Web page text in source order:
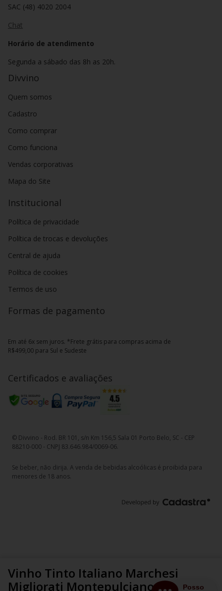
Vinho Tinto Italiano Marchesi
Migliorati Montepulciano
SAC (48) 4020 2004
Chat
Horário de atendimento
Segunda a sábado das 8h as 20h.
Divvino
Quem somos
Cadastro
Como comprar
Como funciona
Vendas corporativas
Mapa do Site
Institucional
Política de privacidade
Política de trocas e devoluções
Central de ajuda
Política de cookies
Termos de uso
Formas de pagamento
Em até 6x sem juros. *Frete grátis para compras acima de
R$499,00 para Sul e Sudeste
Certificados e avaliações
© Divvino - Rod. BR 101, s/n Km 156,5 Sala 01 Porto Belo, SC - CEP
88210-000 - CNPJ 83.646.984/0069-06.
Se beber, não dirija. A venda de bebidas alcoólicas é proibida para
menores de 18 anos.